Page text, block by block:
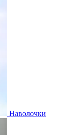
Наволочки